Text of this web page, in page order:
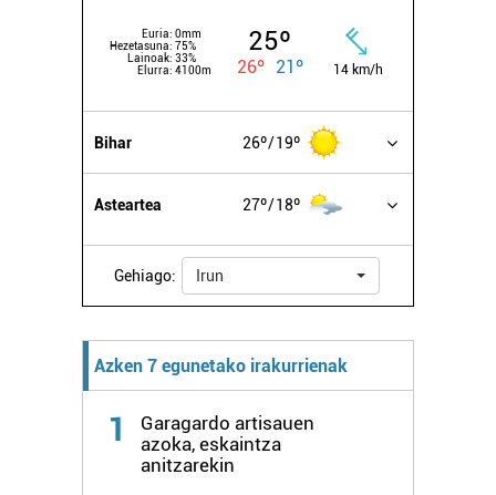
Euria: 0mm
Hezetasuna: 75%
Lainoak: 33%
Elurra: 4100m
25º
26º 21º 14 km/h
Bihar 26º 19º
Asteartea 27º 18º
Gehiago: Irun
Azken 7 egunetako irakurrienak
1
Garagardo artisauen
azoka, eskaintza
anitzarekin